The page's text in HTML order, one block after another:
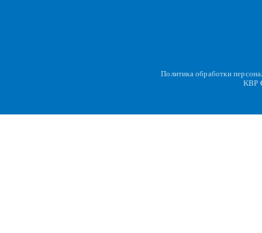
Политика обработки
KBP